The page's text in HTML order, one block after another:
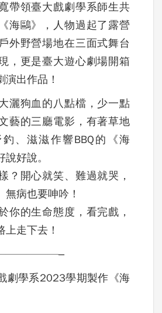
帶領臺大戲劇學系師生共
海鷗》，人物過起了露營
外野營場地在三面式舞台
，更是臺大遊心劇場開箱
演出作品！
灑狗血的八點檔，少一點
藝的三廳電影，有著草地
、滋滋作響BBQ的《海
好說。
？開心就笑、難過就哭，
無病也要呻吟！
你的生命態度，看完戲，
走下去！
劇學系2023學期製作《海